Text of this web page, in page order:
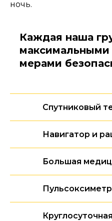
ночь.
Каждая наша
максимальными
мерами
Спутниковый
Навигатор и
Большая
Пульсоксиметр